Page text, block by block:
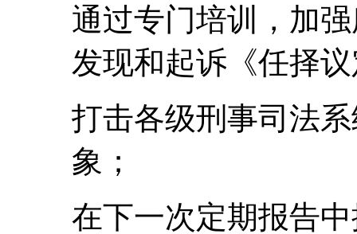
通过专门培训，加
发现和起诉《任择
打击各级刑事司法
象；
在下一次定期报告